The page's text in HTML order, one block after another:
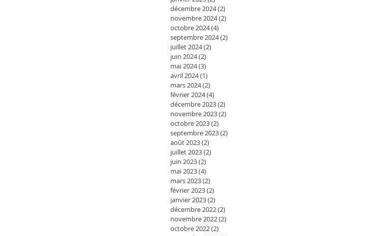
décembre 2024(2)
novembre 2024(2)
octobre 2024(4)
septembre 2024(2)
juillet 2024(2)
juin 2024(2)
mai 2024(3)
avril 2024(1)
mars 2024(2)
février 2024(4)
décembre 2023(2)
novembre 2023(2)
octobre 2023(2)
septembre 2023(2)
août 2023(2)
juillet 2023(2)
juin 2023(2)
mai 2023(4)
mars 2023(2)
février 2023(2)
janvier 2023(2)
décembre 2022(2)
novembre 2022(2)
octobre 2022(2)